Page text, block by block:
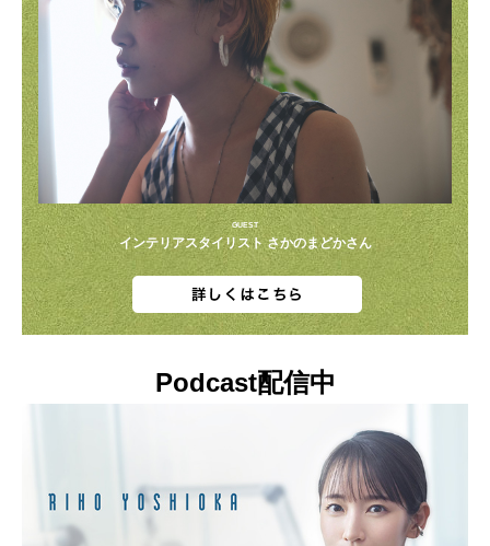
GUEST
インテリアスタイリスト さかのまどかさん
Podcast配信中